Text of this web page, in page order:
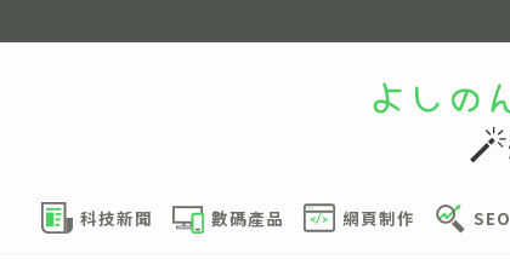
科技新聞 數碼產品 網頁制作 SEO